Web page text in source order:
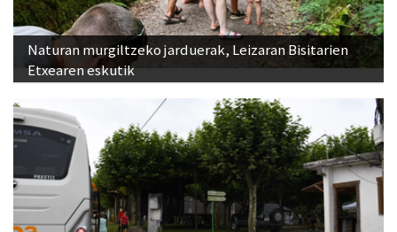
Naturan murgiltzeko jarduerak, Leizaran Bisitarien
Etxearen eskutik